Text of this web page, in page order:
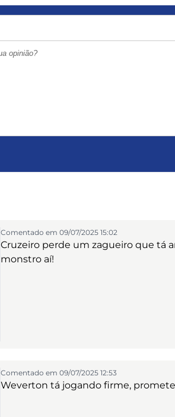
Comentado em 09/07/2025 15:02
Cruzeiro perde um zagueiro que tá
monstro aí!
Comentado em 09/07/2025 12:53
Weverton tá jogando firme,